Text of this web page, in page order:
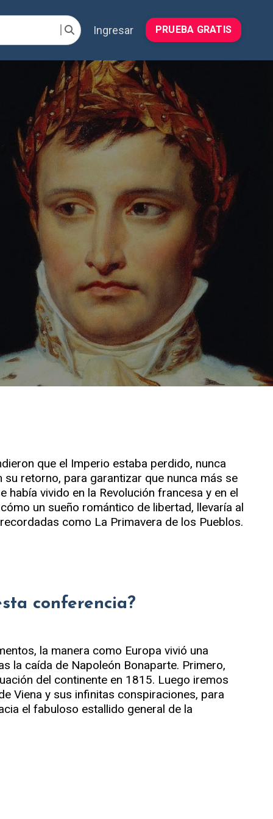
Ingresar PRUEBA GRATIS
que el Imperio estaba perdido, nunca
retorno, para garantizar que nunca más se
vivido en la Revolución francesa y en el
un sueño romántico de libertad, llevaría al
como La Primavera de los Pueblos.
conferencia?
la manera como Europa vivió una
la caída de Napoleón Bonaparte. Primero,
del continente en 1815. Luego iremos
Viena y sus infinitas conspiraciones, para
el fabuloso estallido general de la